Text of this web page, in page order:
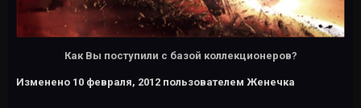
Как Вы поступили с базой коллекционеров?
Изменено 10 февраля, 2012 пользователем Женечка